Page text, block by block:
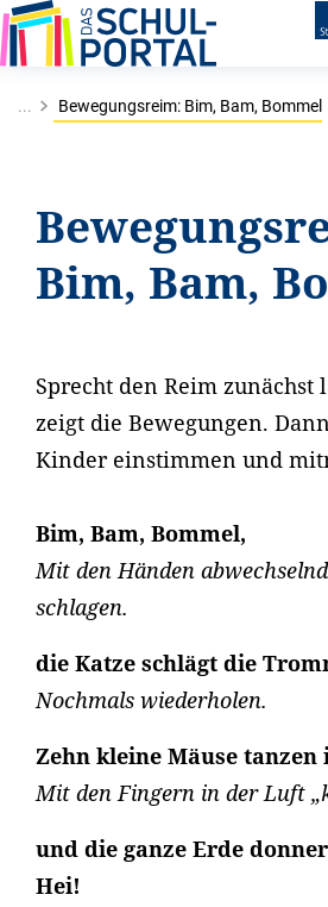
... Bewegungsreim: Bim, Bam, Bommel
Bim, Bam,
Sprecht den Reim zunächst
zeigt die Bewegungen.
Kinder einstimmen und
Bim, Bam, Bommel,
Mit den Händen
schlagen.
die Katze schlägt die
Nochmals wiederholen.
Zehn kleine Mäuse tanzen
Mit den Fingern in der Luft
und die ganze Erde
Hei!